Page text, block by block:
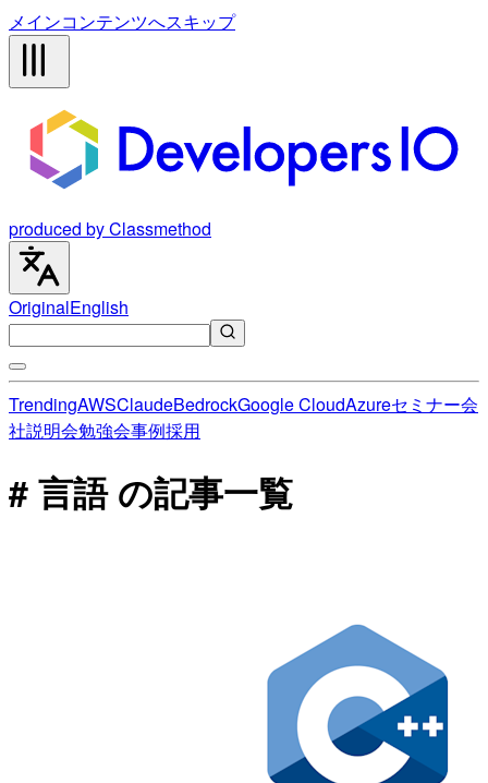
メインコンテンツへスキップ
produced by Classmethod
OriginalEnglish
TrendingAWSClaudeBedrockGoogle CloudAzureセミナー会
社説明会勉強会事例採用
# 言語 の記事一覧